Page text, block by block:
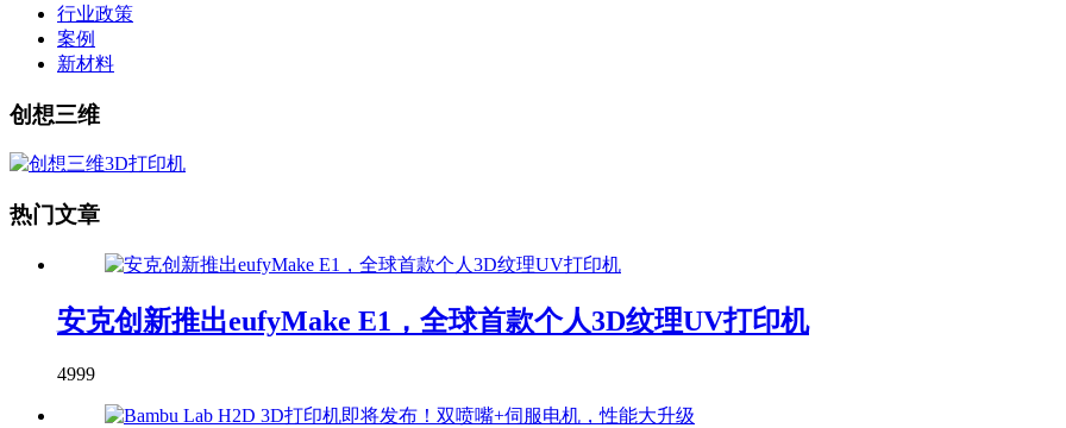
行业政策
案例
新材料
创想三维
热门文章
安克创新推出eufyMake E1，全球首款个人3D纹理UV打印机
4999